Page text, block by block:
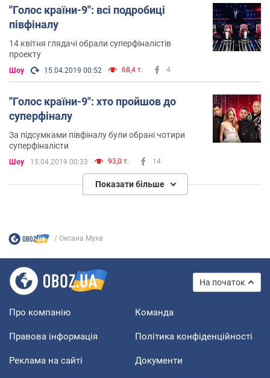
''Голос країни-9'': всі подробиці
півфіналу
14 квітня глядачі обрали суперфіналістів
проекту
Шоу 15.04.2019 00:52 68,4 т. 4
''Голос країни-9'': хто пройшов до
суперфіналу
За підсумками півфіналу були обрані чотири
суперфіналісти
Шоу 15.04.2019 00:33 93,0 т. 14
Показати більше
Оксана Муха
На початок
Про компанію Команда
Правова інформація Політика конфіденційності
Реклама на сайті Документи